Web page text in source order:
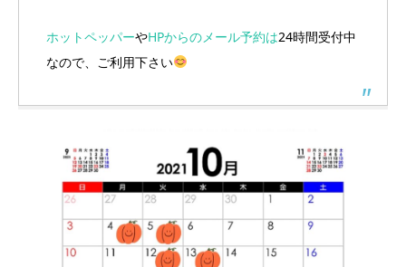
ホットペッパーやHPからのメール予約は24時間受付中
なので、ご利用下さい